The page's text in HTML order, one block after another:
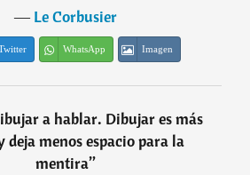
―Le Corbusier
WhatsApp Imagen
a hablar. Dibujar es más
deja menos espacio para la
mentira”